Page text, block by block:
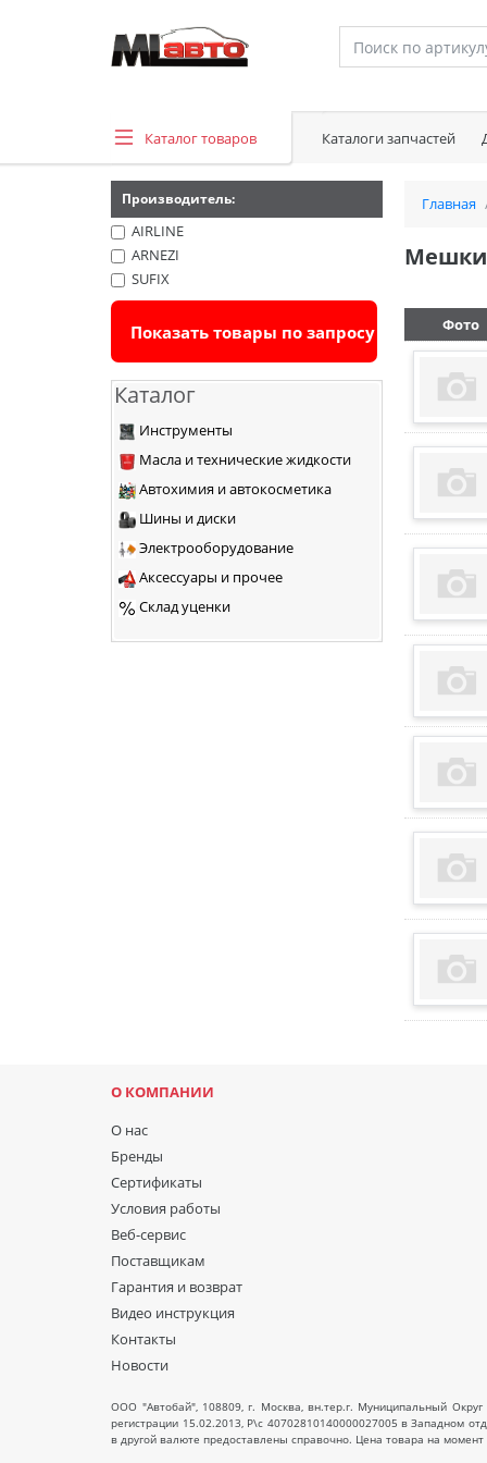
Каталог товаров Каталоги запчастей
Производитель:
AIRLINE
ARNEZI
SUFIX
Каталог
Инструменты
Масла и технические жидкости
Автохимия и автокосметика
Шины и диски
Электрооборудование
Аксессуары и прочее
Склад уценки
Главная
Мешки
Фото
О КОМПАНИИ
О нас
Бренды
Сертификаты
Условия работы
Веб-сервис
Поставщикам
Гарантия и возврат
Видео инструкция
Контакты
Новости
ООО "Автобай", 108809, г. Москва, вн.тер.г. Муниципальный
регистрации 15.02.2013, Р\с 40702810140000027005 в Западном
в другой валюте предоставлены справочно. Цена товара на